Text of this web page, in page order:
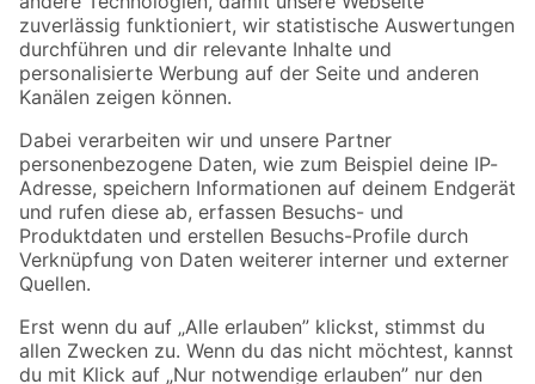
Zur Newsletter Anmeldung
Folge uns
Zahlungsarten Versandarten
Sicher einkaufen